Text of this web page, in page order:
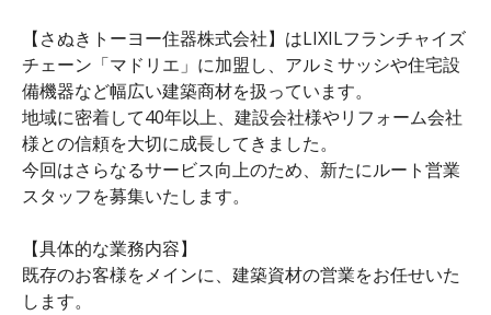
【さぬきトーヨー住器株式会社】はLIXILフランチャイズ
チェーン「マドリエ」に加盟し、アルミサッシや住宅設
備機器など幅広い建築商材を扱っています。
地域に密着して40年以上、建設会社様やリフォーム会社
様との信頼を大切に成長してきました。
今回はさらなるサービス向上のため、新たにルート営業
スタッフを募集いたします。
【具体的な業務内容】
既存のお客様をメインに、建築資材の営業をお任せいた
します。